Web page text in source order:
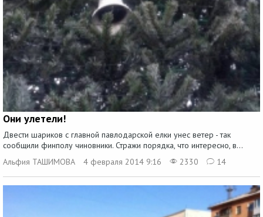
Они улетели!
Двести шариков с главной павлодарской елки унес ветер - так
сообщили финполу чиновники. Стражи порядка, что интересно, в...
Альфия ТАШИМОВА
4 февраля 2014 9:16 2330 14